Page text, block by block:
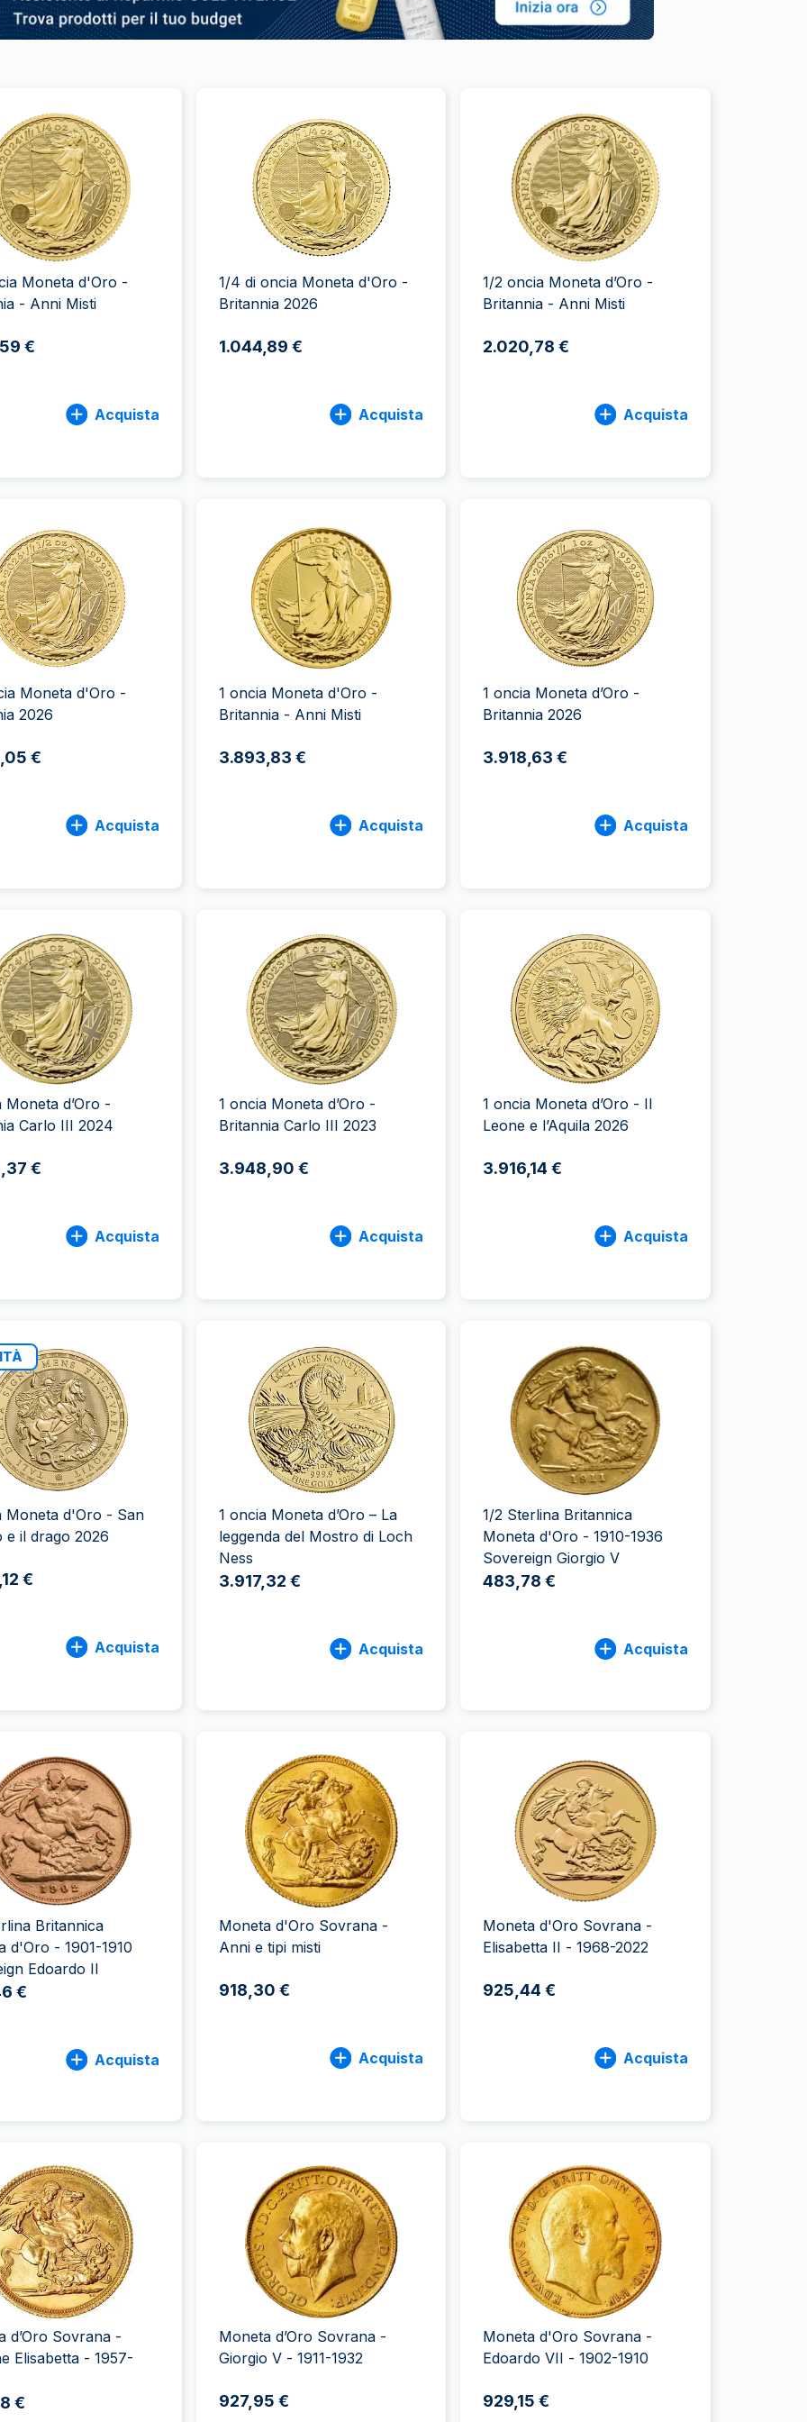
Moneta d'Oro -
- Anni Misti
€
Acquista
1/4 di oncia Moneta d'Oro -
Britannia 2026
1.044,89 €
Acquista
1/2 oncia Moneta d’Oro -
Britannia - Anni Misti
2.020,78 €
Acquista
Moneta d'Oro -
2026
€
Acquista
1 oncia Moneta d'Oro -
Britannia - Anni Misti
3.893,83 €
Acquista
1 oncia Moneta d’Oro -
Britannia 2026
3.918,63 €
Acquista
Moneta d’Oro -
Carlo III 2024
€
Acquista
1 oncia Moneta d’Oro -
Britannia Carlo III 2023
3.948,90 €
Acquista
1 oncia Moneta d’Oro - Il
Leone e l’Aquila 2026
3.916,14 €
Acquista
Moneta d'Oro - San
e il drago 2026
€
Acquista
1 oncia Moneta d’Oro – La
leggenda del Mostro di Loch
Ness
3.917,32 €
Acquista
1/2 Sterlina Britannica
Moneta d'Oro - 1910-1936
Sovereign Giorgio V
483,78 €
Acquista
Britannica
d'Oro - 1901-1910
Edoardo II
€
Acquista
Moneta d'Oro Sovrana -
Anni e tipi misti
918,30 €
Acquista
Moneta d'Oro Sovrana -
Elisabetta II - 1968-2022
925,44 €
Acquista
d’Oro Sovrana -
Elisabetta - 1957-
€
Moneta d’Oro Sovrana -
Giorgio V - 1911-1932
927,95 €
Moneta d'Oro Sovrana -
Edoardo VII - 1902-1910
929,15 €